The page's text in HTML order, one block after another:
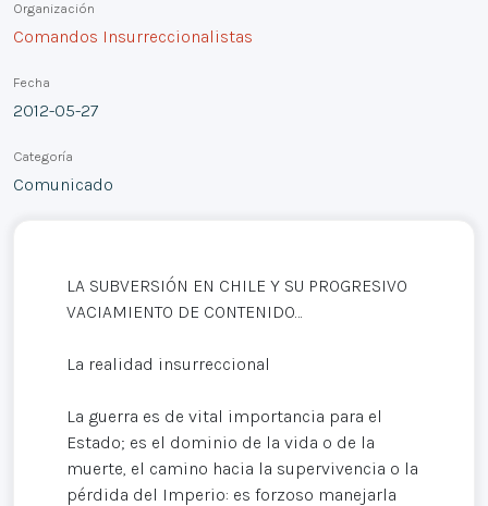
Organización
Comandos Insurreccionalistas
Fecha
2012-05-27
Categoría
Comunicado
LA SUBVERSIÓN EN CHILE Y SU PROGRESIVO
VACIAMIENTO DE CONTENIDO…
La realidad insurreccional
La guerra es de vital importancia para el
Estado; es el dominio de la vida o de la
muerte, el camino hacia la supervivencia o la
pérdida del Imperio: es forzoso manejarla